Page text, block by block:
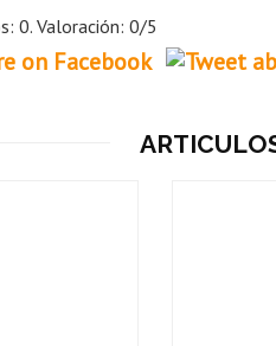
0. Valoración: 0/5